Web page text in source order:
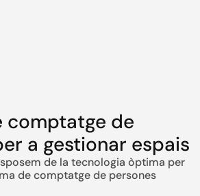
comptatge de
a gestionar espais
de la tecnologia òptima per
de comptatge de persones